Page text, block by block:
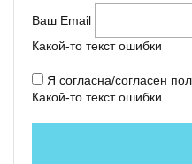
Ваш Email
Какой-то текст ошибки
Я согласна/согласен
Какой-то текст ошибки